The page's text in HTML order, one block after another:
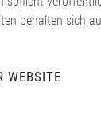
behalten sich
WEBSITE